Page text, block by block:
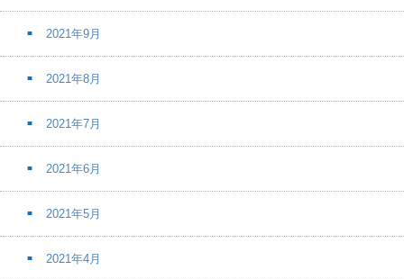
2021年9月
2021年8月
2021年7月
2021年6月
2021年5月
2021年4月